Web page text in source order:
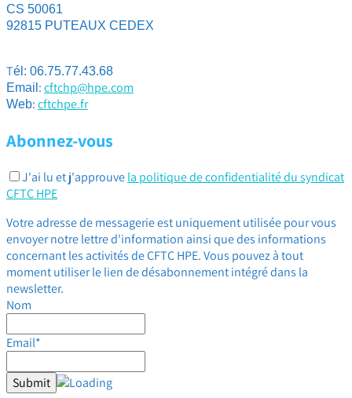
CS 50061
92815 PUTEAUX CEDEX
Tél: 06.75.77.43.68
Email :cftchp@hpe.com
Web:cftchpe.fr
Abonnez-vous
J'ai lu et j'approuvela politique de confidentialité du syndicat
CFTC HPE
Votre adresse de messagerie est uniquement utilisée pour vous
envoyer notre lettre d'information ainsi que des informations
concernant les activités de CFTC HPE. Vous pouvez à tout
moment utiliser le lien de désabonnement intégré dans la
newsletter.
Nom
Email*